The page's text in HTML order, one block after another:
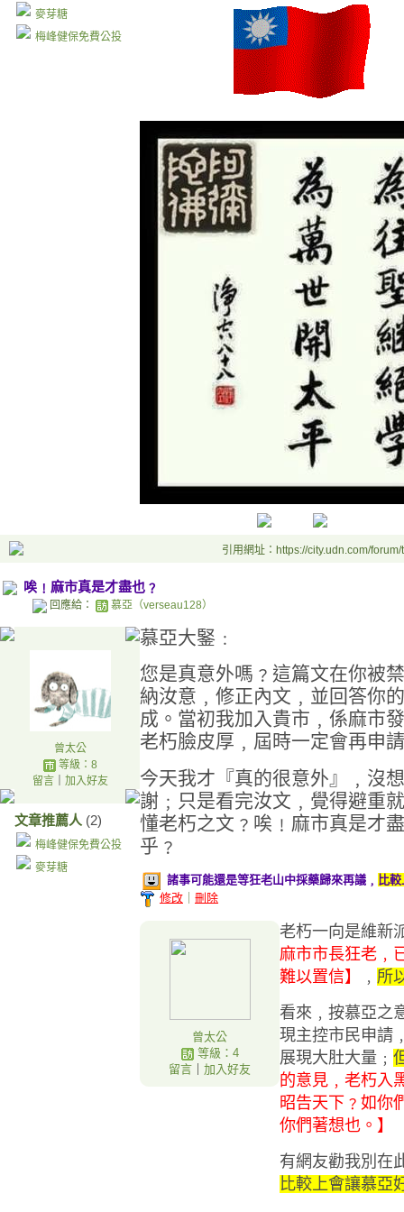
麥芽糖
梅峰健保免費公投
引用網址：https://city.udn.com/
唉﹗麻市真是才盡也﹖
回應給： 慕亞（verseau128）
曾太公
等級：8
留言｜ 加入好友
文章推薦人 (2)
梅峰健保免費公投
麥芽糖
慕亞大鋻﹕
您是真意外嗎﹖這篇文在你被
納汝意﹐修正內文﹐並回答你
成。當初我加入貴市﹐係麻市
老朽臉皮厚﹐屆時一定會再申
今天我才『真的很意外』﹐沒
謝﹔只是看完汝文﹐覺得避重
懂老朽之文﹖唉﹗麻市真是才
乎﹖
諸事可能還是等狂老山中採藥歸來再議﹐ 比
修改
刪除
曾太公
等級：4
留言
加入好友
老朽一向是維新
麻市市長狂老﹐
難以置信】
﹐ 所
看來﹐按慕亞之
現主控市民申請
展現大肚大量﹔
的意見﹐老朽入
昭告天下﹖ 如你
你們著想也。】
有網友勸我別在
比較上會讓慕亞